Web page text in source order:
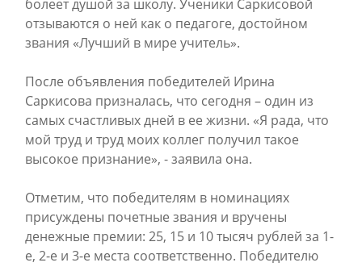
болеет душой за школу. Ученики Саркисовой
отзываются о ней как о педагоге, достойном
звания «Лучший в мире учитель».
После объявления победителей Ирина
Саркисова призналась, что сегодня – один из
самых счастливых дней в ее жизни. «Я рада, что
мой труд и труд моих коллег получил такое
высокое признание», - заявила она.
Отметим, что победителям в номинациях
присуждены почетные звания и вручены
денежные премии: 25, 15 и 10 тысяч рублей за 1-
е, 2-е и 3-е места соответственно. Победителю